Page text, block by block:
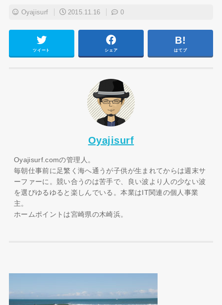
Oyajisurf 2015.11.16 0
ツイート シェア はてブ
Oyajisurf
Oyajisurf.comの管理人。
毎朝仕事前に足繁く海へ通うが子供が生まれてからは週末サ
ーファーに。競い合うのは苦手で、良い波より人の少ない波
を選びゆるゆると楽しんでいる。本業はIT関連の個人事業
主。
ホームポイントは宮崎県の木崎浜。